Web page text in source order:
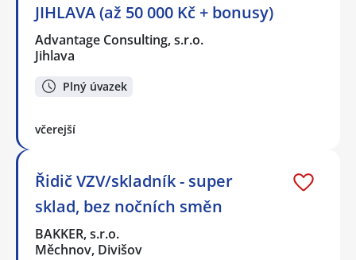
JIHLAVA (až 50 000 Kč + bonusy)
Advantage Consulting, s.r.o.
Jihlava
Plný úvazek
včerejší
Řidič VZV/skladník - super
sklad, bez nočních směn
BAKKER, s.r.o.
Měchnov, Divišov